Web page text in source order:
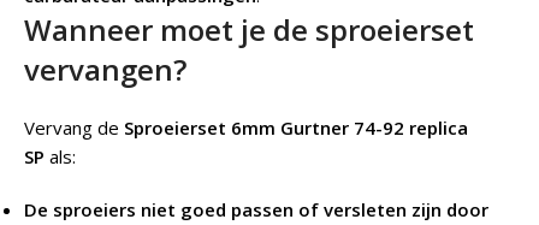
Wanneer moet je de sproeierset
vervangen?
Vervang de Sproeierset 6mm Gurtner 74-92 replica
SP als:
De sproeiers niet goed passen of versleten zijn door